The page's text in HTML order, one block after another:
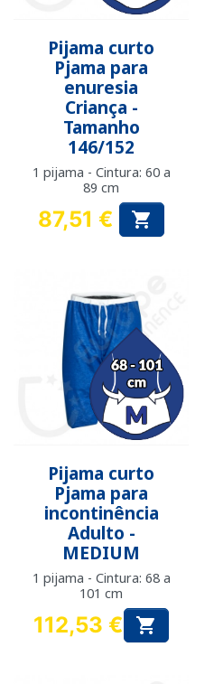
Pijama curto
Pjama para
enuresia
Criança -
Tamanho
146/152
1 pijama - Cintura: 60 a
89 cm
Preço
87,51 € 
Pijama curto
Pjama para
incontinência
Adulto -
MEDIUM
1 pijama - Cintura: 68 a
101 cm
Preço
112,53 € 